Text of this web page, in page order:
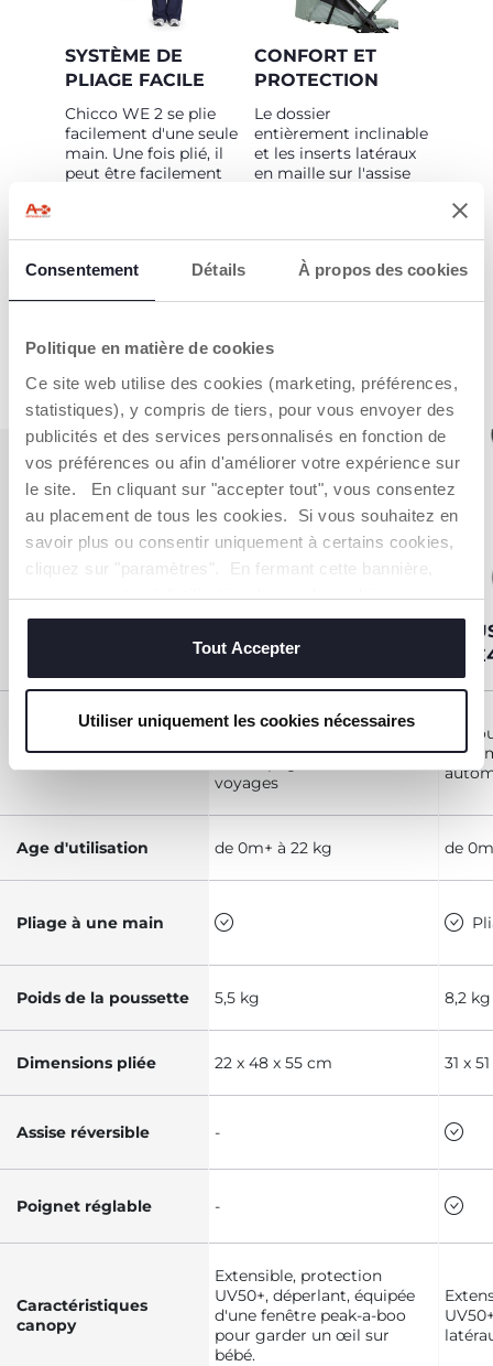
Consentement Détails À propos des cookies
Politique en matière de cookies
Ce site web utilise des cookies (marketing, préférences,
statistiques), y compris de tiers, pour vous envoyer des
publicités et des services personnalisés en fonction de
vos préférences ou afin d'améliorer votre expérience sur
le site. En cliquant sur "accepter tout", vous consentez
au placement de tous les cookies. Si vous souhaitez en
savoir plus ou consentir uniquement à certains cookies,
cliquez sur "paramètres". En fermant cette bannière,
vous consentez à l'utilisation des seuls cookies
techniques, qui sont essentiels au service demandé.
Tout Accepter
Utiliser uniquement les cookies nécessaires
SYSTÈME DE
PLIAGE FACILE
Chicco WE 2 se plie
facilement d'une seule
main. Une fois plié, il
peut être facilement
CONFORT ET
PROTECTION
Le dossier
entièrement inclinable
et les inserts latéraux
en maille sur l'assise
traitement déperlant.
COMPARER
DES
PRODUITS
SIMILAIRES
WE 2
Points forts
La poussette ultra-
voyages
La
Age d'utilisation de 0m+ à 22 kg de
Pliage à une main
Poids de la poussette 5,5 kg 8,2 kg
Dimensions pliée 22 x 48 x 55 cm 31 x
Assise réversible -
Poignet réglable -
Caractéristiques
canopy
Extensible, protection
UV50+, déperlant, équipée
d'une fenêtre peak-a-boo
pour garder un œil sur
bébé.